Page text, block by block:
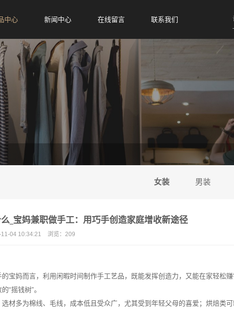
中心 新闻中心 在线留言 联系我们
女装 男装
_宝妈兼职做手工：用巧手创造家庭增收新途径
04 10:34:21 浏览： 209
宝妈而言，利用闲暇时间制作手工艺品，既能发挥创造力，又能在家轻松
“摇钱树”。
材多为棉线、毛线，成本低且受众广，尤其受到年轻父母的喜爱；烘焙类